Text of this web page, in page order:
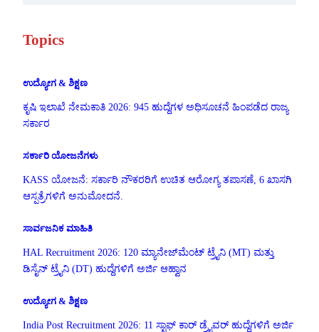
Topics
ಉದ್ಯೋಗ & ಶಿಕ್ಷಣ
ಕೃಷಿ ಇಲಾಖೆ ನೇಮಕಾತಿ 2026: 945 ಹುದ್ದೆಗಳ ಅಧಿಸೂಚನೆ ಹಿಂಪಡೆದ ರಾಜ್ಯ
ಸರ್ಕಾರ
ಸರ್ಕಾರಿ ಯೋಜನೆಗಳು
KASS ಯೋಜನೆ: ಸರ್ಕಾರಿ ನೌಕರರಿಗೆ ಉಚಿತ ಆರೋಗ್ಯ ತಪಾಸಣೆ, 6 ಖಾಸಗಿ
ಆಸ್ಪತ್ರೆಗಳಿಗೆ ಅನುಮೋದನೆ.
ಸಾರ್ವಜನಿಕ ಮಾಹಿತಿ
HAL Recruitment 2026: 120 ಮ್ಯಾನೇಜ್‌ಮೆಂಟ್ ಟ್ರೈನಿ (MT) ಮತ್ತು
ಡಿಸೈನ್ ಟ್ರೈನಿ (DT) ಹುದ್ದೆಗಳಿಗೆ ಅರ್ಜಿ ಆಹ್ವಾನ
ಉದ್ಯೋಗ & ಶಿಕ್ಷಣ
India Post Recruitment 2026: 11 ಸ್ಟಾಫ್ ಕಾರ್ ಡ್ರೈವರ್ ಹುದ್ದೆಗಳಿಗೆ ಅರ್ಜಿ